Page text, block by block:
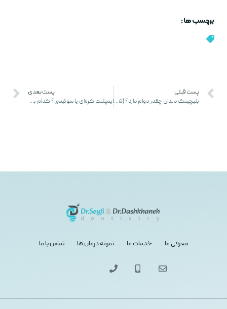
برچسب ها :
پست قبلی
بلیچینگ دندان چقدر دوام دارد؟ (۵ راهکار افزایش ماندگاری بلیچینگ)
پست بعدی
ایمپلنت کره‌ای یا سوئیسی؟ کدام بهتر است؟ (در ۱۰ دقیقه)
تماس با ما نمونه درمان ها خدمات ما معرفی ما